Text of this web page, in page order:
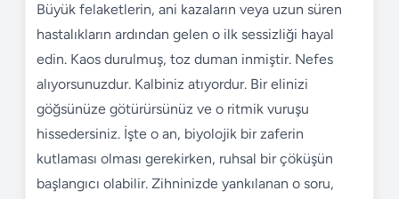
Büyük felaketlerin, ani kazaların veya uzun süren
hastalıkların ardından gelen o ilk sessizliği hayal
edin. Kaos durulmuş, toz duman inmiştir. Nefes
alıyorsunuzdur. Kalbiniz atıyordur. Bir elinizi
göğsünüze götürürsünüz ve o ritmik vuruşu
hissedersiniz. İşte o an, biyolojik bir zaferin
kutlaması olması gerekirken, ruhsal bir çöküşün
başlangıcı olabilir. Zihninizde yankılanan o soru,